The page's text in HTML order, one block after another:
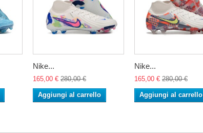
Nike...
165,00 € 280,00 €
Aggiungi al carrello
Nike...
165,00 € 280,00 €
Aggiungi al carrello